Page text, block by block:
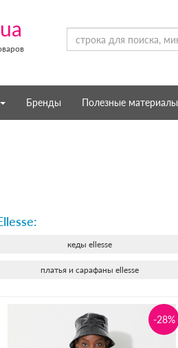
Бренды Полезные материалы
кеды ellesse
платья и сарафаны ellesse
-28%